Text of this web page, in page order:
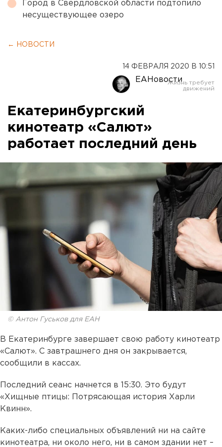
Город в Свердловской области подтопило
несуществующее озеро
← НОВОСТИ
14 ФЕВРАЛЯ 2020 В 10:51
ЕАНовости
Екатеринбургский
кинотеатр «Салют»
работает последний день
© Антон Гуськов для ЕАН
В Екатеринбурге завершает свою работу кинотеатр
«Салют». С завтрашнего дня он закрывается,
сообщили в кассах.
Последний сеанс начнется в 15:30. Это будут
«Хищные птицы: Потрясающая история Харли
Квинн».
Каких-либо специальных объявлений ни на сайте
кинотеатра, ни около него, ни в самом здании нет –